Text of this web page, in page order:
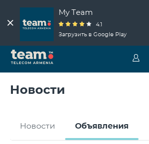
My Team
4.1
Загрузить в Google Play
Новости
Новости Объявления